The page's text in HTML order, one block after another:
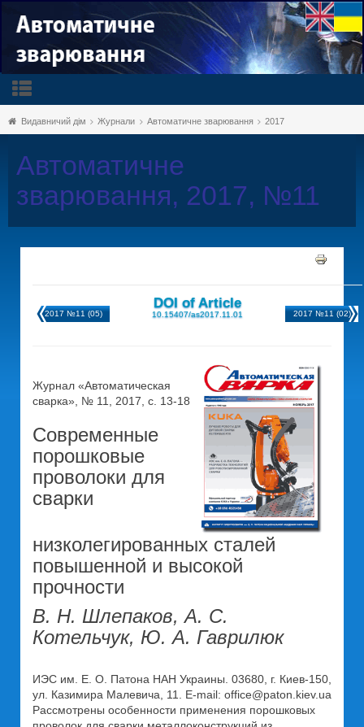
Видавничий дім Журнали Автоматичне зварювання 2017
Автоматичне
зварювання, 2017, №11
2017 №11 (05)
DOI of Article
10.15407/as2017.11.01 2017 №11 (02)
Журнал «Автоматическая
сварка», № 11, 2017, с. 13-18
Современные
порошковые
проволоки для
сварки
низколегированных сталей
повышенной и высокой
прочности
В. Н. Шлепаков, А. С.
Котельчук, Ю. А. Гаврилюк
ИЭС им. Е. О. Патона НАН Украины. 03680, г. Киев-150,
ул. Казимира Малевича, 11. E-mail: office@paton.kiev.ua
Рассмотрены особенности применения порошковых